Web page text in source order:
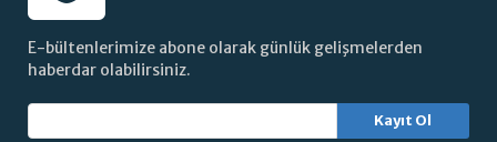
E-bültenlerimize abone olarak günlük gelişmelerden
haberdar olabilirsiniz.
Kayıt Ol